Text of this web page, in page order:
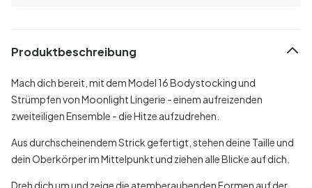
Produktbeschreibung
Mach dich bereit, mit dem Model 16 Bodystocking und
Strümpfen von Moonlight Lingerie - einem aufreizenden
zweiteiligen Ensemble - die Hitze aufzudrehen.
Aus durchscheinendem Strick gefertigt, stehen deine Taille und
dein Oberkörper im Mittelpunkt und ziehen alle Blicke auf dich.
Dreh dich um und zeige die atemberaubenden Formen auf der